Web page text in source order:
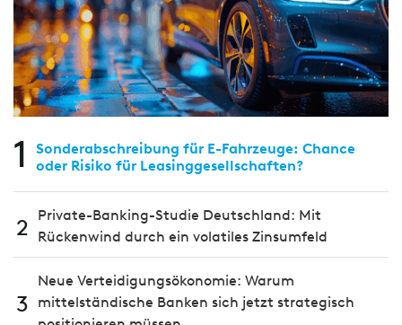
1
Sonderabschreibung für E-Fahrzeuge: Chance
oder Risiko für Leasinggesellschaften?
2
Private-Banking-Studie Deutschland: Mit
Rückenwind durch ein volatiles Zinsumfeld
3
Neue Verteidigungsökonomie: Warum
mittelständische Banken sich jetzt strategisch